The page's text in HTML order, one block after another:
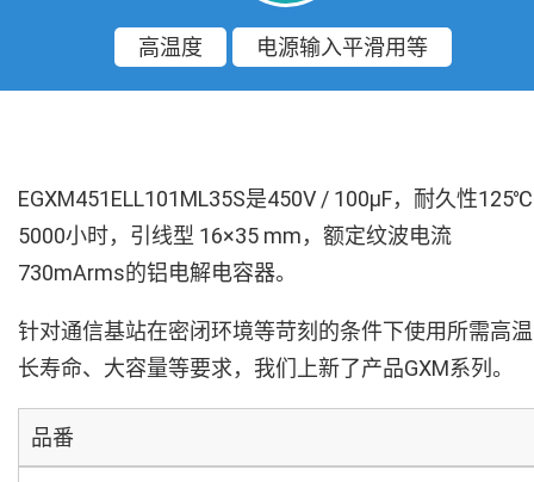
高温度 电源输入平滑用等
EGXM451ELL101ML35S是450V / 100µF，耐久性125℃
5000小时，引线型 16×35 mm，额定纹波电流
730mArms的铝电解电容器。
针对通信基站在密闭环境等苛刻的条件下使用所需高
长寿命、大容量等要求，我们上新了产品GXM系列。
品番